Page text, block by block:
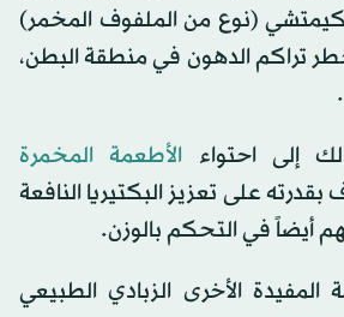
(نوع من الملفوف المخمر)
تراكم الدهون في منطقة البطن،
إلى احتواء الأطعمة المخمرة
بقدرته على تعزيز البكتيريا النافعة
أيضاً في التحكم بالوزن.
الأخرى الزبادي الطبيعي